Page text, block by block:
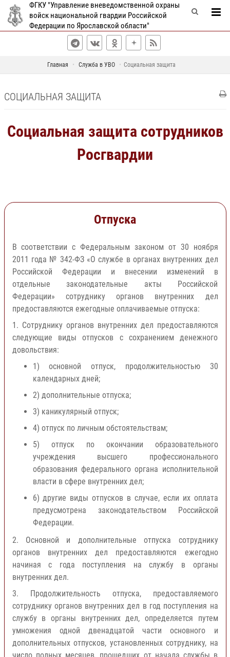
ФГКУ "Управление вневедомственной охраны
войск национальной гвардии Российской
Федерации по Ярославской области"
Главная Служба в УВО Социальная защита
СОЦИАЛЬНАЯ ЗАЩИТА
Социальная защита сотрудников
Росгвардии
Отпуска
В соответствии с Федеральным законом от 30 ноября
2011 года № 342-ФЗ «О службе в органах внутренних дел
Российской Федерации и внесении изменений в
отдельные законодательные акты Российской
Федерации» сотруднику органов внутренних дел
предоставляются ежегодные оплачиваемые отпуска:
1. Сотруднику органов внутренних дел предоставляются
следующие виды отпусков с сохранением денежного
довольствия:
1) основной отпуск, продолжительностью 30
календарных дней;
2) дополнительные отпуска;
3) каникулярный отпуск;
4) отпуск по личным обстоятельствам;
5) отпуск по окончании образовательного
учреждения высшего профессионального
образования федерального органа исполнительной
власти в сфере внутренних дел;
6) другие виды отпусков в случае, если их оплата
предусмотрена законодательством Российской
Федерации.
2. Основной и дополнительные отпуска сотруднику
органов внутренних дел предоставляются ежегодно
начиная с года поступления на службу в органы
внутренних дел.
3. Продолжительность отпуска, предоставляемого
сотруднику органов внутренних дел в год поступления на
службу в органы внутренних дел, определяется путем
умножения одной двенадцатой части основного и
дополнительных отпусков, установленных сотруднику, на